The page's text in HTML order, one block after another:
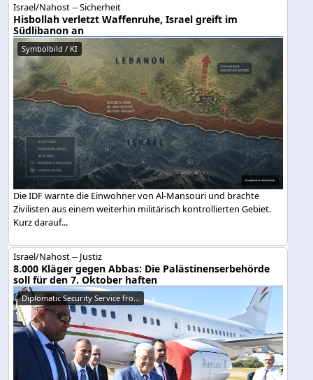
Israel/Nahost -- Sicherheit
Hisbollah verletzt Waffenruhe, Israel greift im
Südlibanon an
Symbolbild / KI
Die IDF warnte die Einwohner von Al-Mansouri und brachte
Zivilisten aus einem weiterhin militärisch kontrollierten Gebiet.
Kurz darauf...
Israel/Nahost -- Justiz
8.000 Kläger gegen Abbas: Die Palästinenserbehörde
soll für den 7. Oktober haften
Diplomatic Security Service fro...